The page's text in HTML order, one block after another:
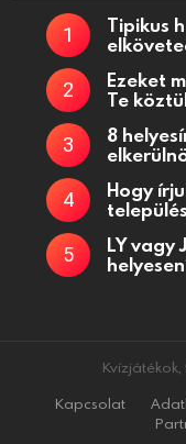
Tipikus
Ezeket
Te
8
Hogy
LY vagy
Kapcsolat